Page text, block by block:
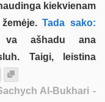
kiekvienam
Tada sako:
va ašhadu ana
Taigi, leistina
Al-Bukhari -